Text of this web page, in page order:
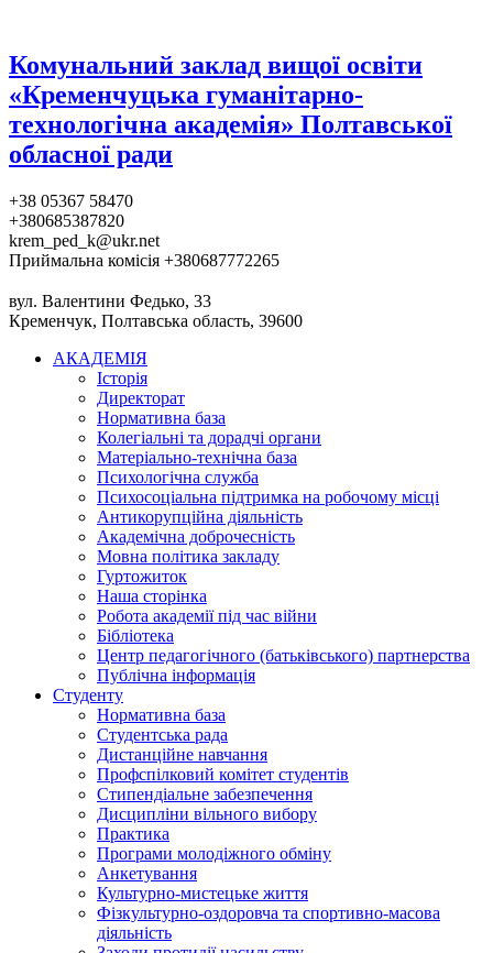
Комунальний заклад вищої освіти
«Кременчуцька гуманітарно-
технологічна академія» Полтавської
обласної ради
+38 05367 58470
+380685387820
krem_ped_k@ukr.net
Приймальна комісія +380687772265
вул. Валентини Федько, 33
Кременчук, Полтавська область, 39600
АКАДЕМІЯ
Історія
Директорат
Нормативна база
Колегіальні та дорадчі органи
Матеріально-технічна база
Психологічна служба
Психосоціальна підтримка на робочому місці
Антикорупційна діяльність
Академічна доброчесність
Мовна політика закладу
Гуртожиток
Наша сторінка
Робота академії під час війни
Бібліотека
Центр педагогічного (батьківського) партнерства
Публічна інформація
Студенту
Нормативна база
Студентська рада
Дистанційне навчання
Профспілковий комітет студентів
Стипендіальне забезпечення
Дисципліни вільного вибору
Практика
Програми молодіжного обміну
Анкетування
Культурно-мистецьке життя
Фізкультурно-оздоровча та спортивно-масова
діяльність